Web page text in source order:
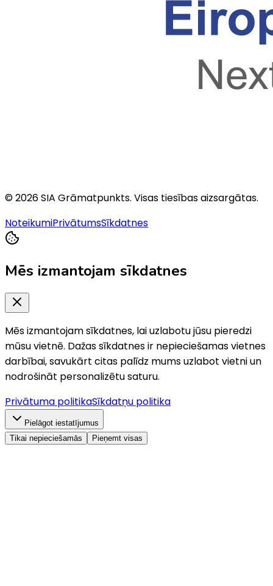
©2026SIA Grāmatpunkts. Visas tiesības aizsargātas.
NoteikumiPrivātumsSīkdatnes
Mēs izmantojam sīkdatnes
Mēs izmantojam sīkdatnes, lai uzlabotu jūsu pieredzi
mūsu vietnē. Dažas sīkdatnes ir nepieciešamas vietnes
darbībai, savukārt citas palīdz mums uzlabot vietni un
nodrošināt personalizētu saturu.
Privātuma politikaSīkdatņu politika
Pielāgot iestatījumus
Tikai nepieciešamās
Pieņemt visas